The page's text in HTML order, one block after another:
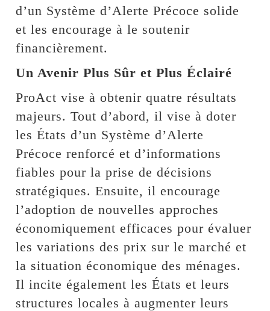
d’un Système d’Alerte Précoce solide
et les encourage à le soutenir
financièrement.
Un Avenir Plus Sûr et Plus Éclairé
ProAct vise à obtenir quatre résultats
majeurs. Tout d’abord, il vise à doter
les États d’un Système d’Alerte
Précoce renforcé et d’informations
fiables pour la prise de décisions
stratégiques. Ensuite, il encourage
l’adoption de nouvelles approches
économiquement efficaces pour évaluer
les variations des prix sur le marché et
la situation économique des ménages.
Il incite également les États et leurs
structures locales à augmenter leurs